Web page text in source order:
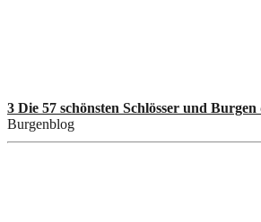
3 Die 57 schönsten Schlösser und
Burgenblog